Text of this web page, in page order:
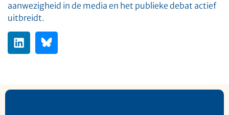
aanwezigheid in de media en het publieke debat actief
uitbreidt.